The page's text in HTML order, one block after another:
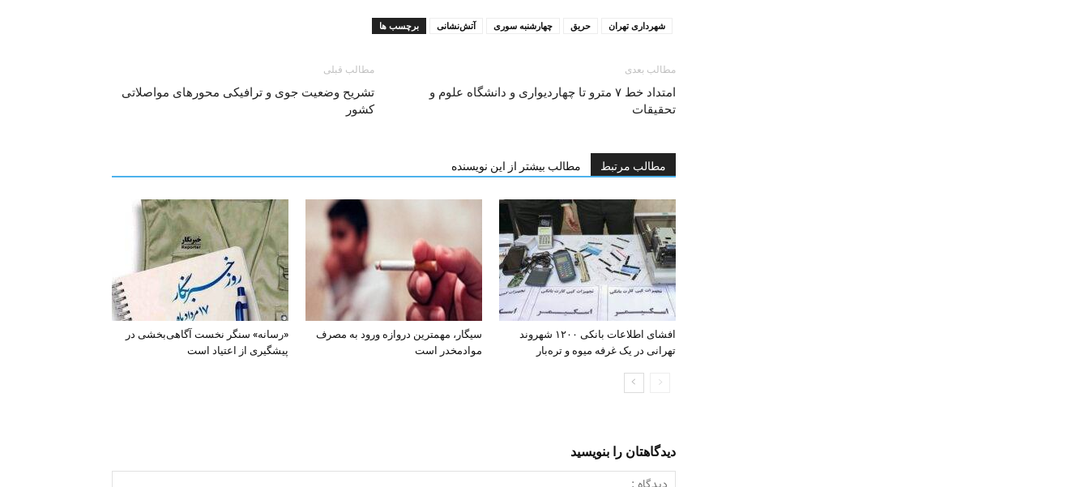
برچسب ها آتش‌نشانی چهارشنبه سوری حریق شهرداری تهران
مطالب قبلی
تشریح وضعیت جوی و ترافیکی محورهای مواصلاتی
کشور
مطالب بعدی
امتداد خط ۷ مترو تا چهاردیواری و دانشگاه علوم و
تحقیقات
مطالب مرتبط مطالب بیشتر از این نویسنده
«رسانه» سنگر نخست آگاهی‌بخشی در
پیشگیری از اعتیاد است
سیگار، مهمترین دروازه ورود به مصرف
موادمخدر است
افشای اطلاعات بانکی ۱۲۰۰ شهروند
تهرانی در یک غرفه میوه و تره‌بار
دیدگاهتان را بنویسید